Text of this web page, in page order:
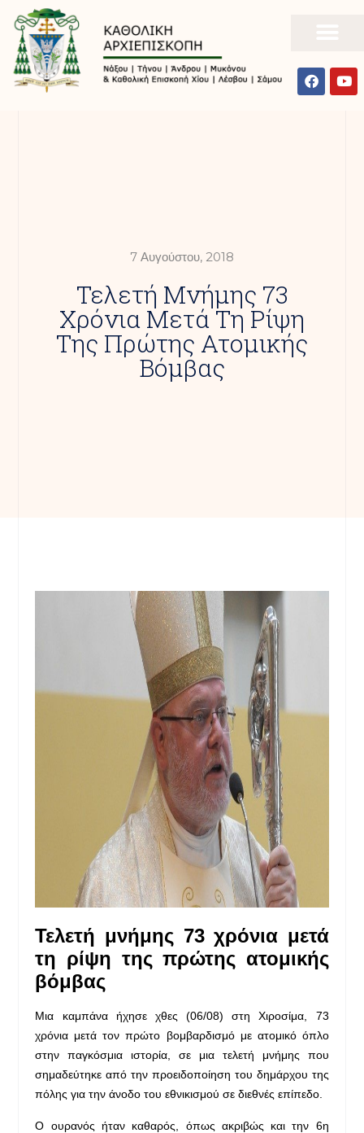
7 Αυγούστου, 2018
Τελετή Μνήμης 73
Χρόνια Μετά Τη Ρίψη
Της Πρώτης Ατομικής
Βόμβας
Τελετή μνήμης 73 χρόνια μετά
τη ρίψη της πρώτης ατομικής
βόμβας
Μια καμπάνα ήχησε χθες (06/08) στη Χιροσίμα, 73
χρόνια μετά τον πρώτο βομβαρδισμό με ατομικό όπλο
στην παγκόσμια ιστορία, σε μια τελετή μνήμης που
σημαδεύτηκε από την προειδοποίηση του δημάρχου της
πόλης για την άνοδο του εθνικισμού σε διεθνές επίπεδο.
Ο ουρανός ήταν καθαρός, όπως ακριβώς και την 6η